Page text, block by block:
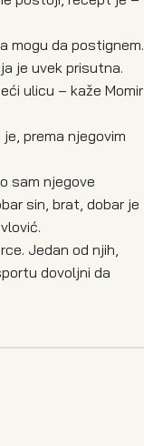
mogu da postignem.
je uvek prisutna.
ulicu – kaže Momir
prema njegovim
sam njegove
sin, brat, dobar je
Jedan od njih,
dovoljni da